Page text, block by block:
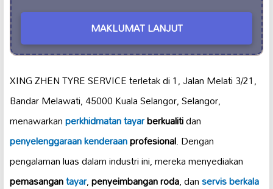
MAKLUMAT LANJUT
XING ZHEN TYRE SERVICE terletak di 1, Jalan Melati 3/21,
Bandar Melawati, 45000 Kuala Selangor, Selangor,
menawarkanperkhidmatan tayarberkualitidan
penyelenggaraan kenderaanprofesional. Dengan
pengalaman luas dalam industri ini, mereka menyediakan
pemasangantayar,penyeimbangan roda, danservis berkala